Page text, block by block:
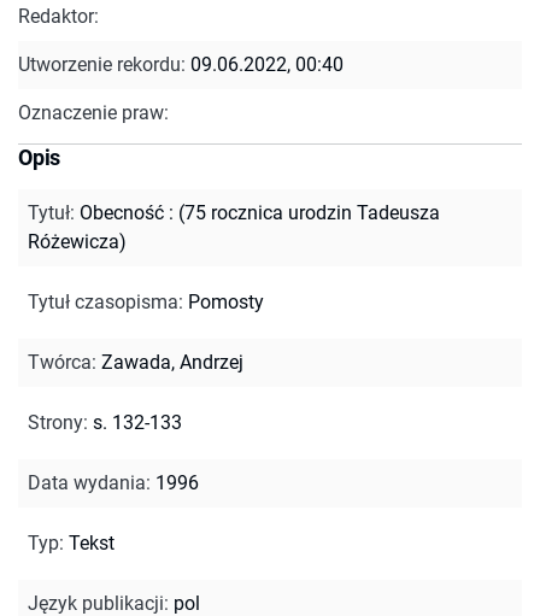
Redaktor:
Utworzenie rekordu: 09.06.2022, 00:40
Oznaczenie praw:
Opis
Tytuł: Obecność : (75 rocznica urodzin Tadeusza
Różewicza)
Tytuł czasopisma: Pomosty
Twórca: Zawada, Andrzej
Strony: s. 132-133
Data wydania: 1996
Typ: Tekst
Język publikacji: pol